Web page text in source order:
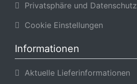
Privatsphäre und Datenschutz
Cookie Einstellungen
Informationen
Aktuelle Lieferinformationen